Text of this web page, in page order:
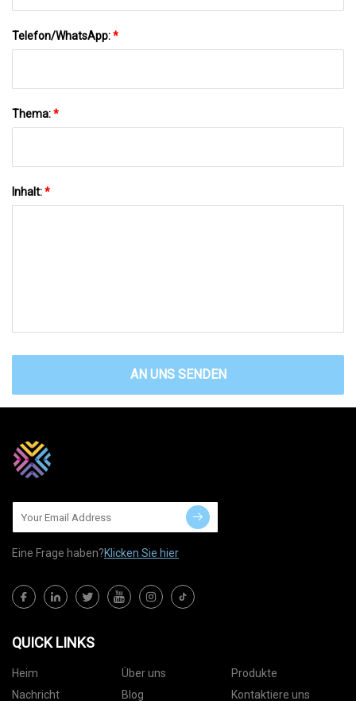
Telefon/WhatsApp:*
Thema:*
Inhalt:*
AN UNS SENDEN
Eine Frage haben?Klicken Sie hier
QUICK LINKS
Heim Über uns
Produkte
Nachricht
Blog Kontaktiere uns